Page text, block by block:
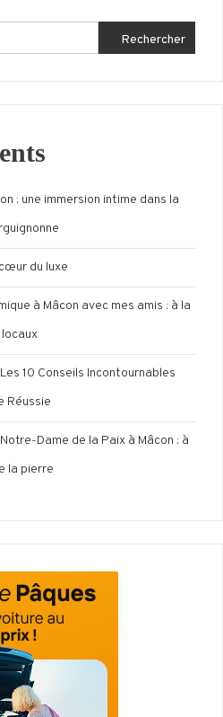
Rechercher
: une immersion intime dans la
du luxe
à Mâcon avec mes amis : à la
10 Conseils Incontournables
Réussie
Dame de la Paix à Mâcon : à
la pierre